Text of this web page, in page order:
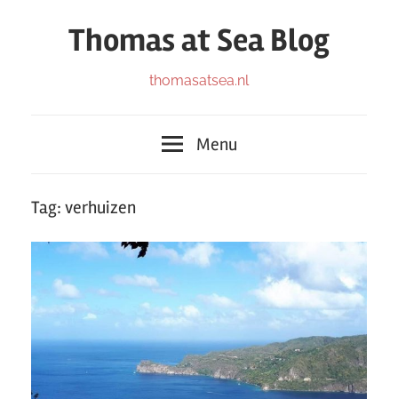
Thomas at Sea Blog
thomasatsea.nl
Menu
Tag:verhuizen